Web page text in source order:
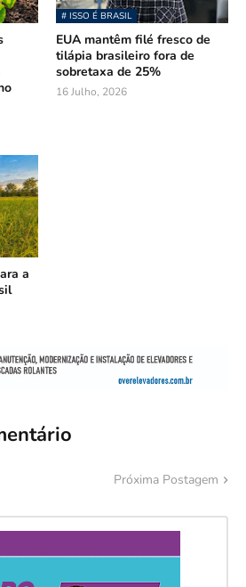
# ISSO É BRASIL
EUA mantêm filé fresco de
tilápia brasileiro fora de
sobretaxa de 25%
16 Julho, 2026
a
Próxima Postagem